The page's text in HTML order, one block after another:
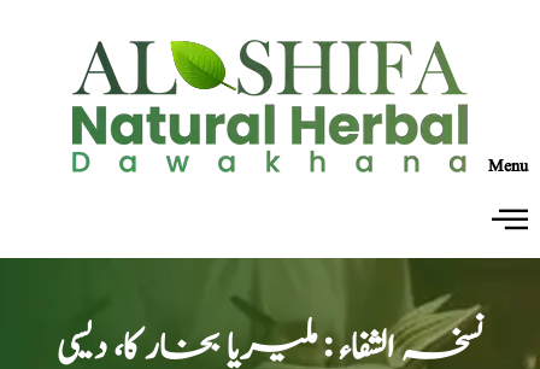
Menu
نسخہ الشفاء : ملیریا بخار کا، دیسی